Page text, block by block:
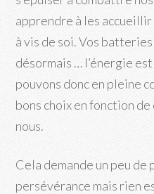
apprendre à les
à vis de soi. Vos
désormais … l’énergie
pouvons donc en pleine
bons choix en fonction
nous.
Cela demande un peu de
persévérance mais rien